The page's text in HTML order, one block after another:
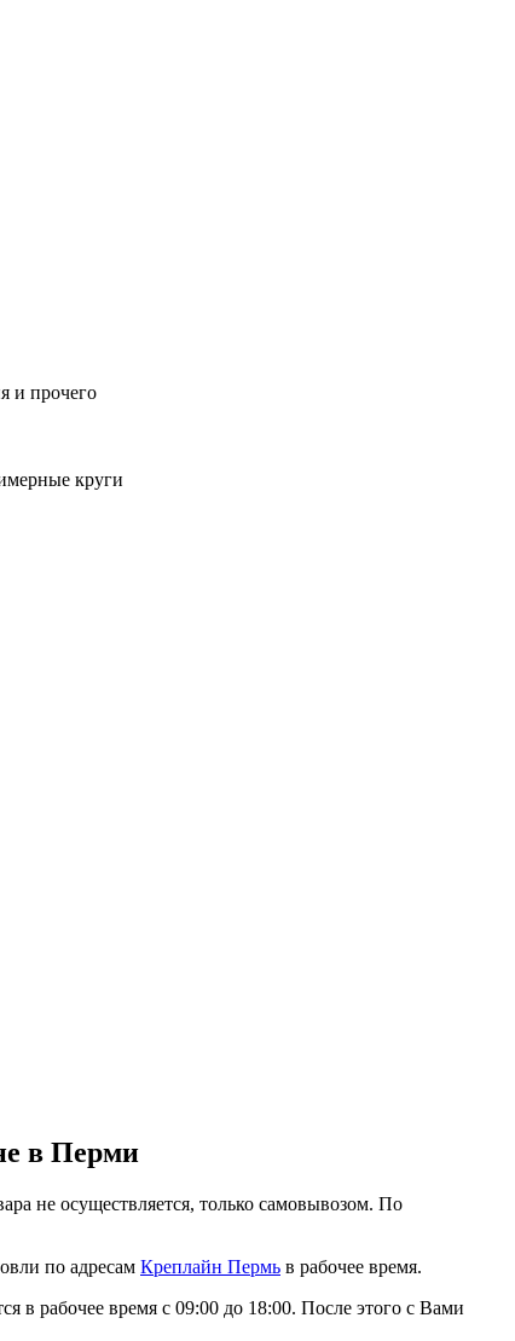
и прочего
круги
в Перми
не осуществляется, только самовывозом. По
по адресам Креплайн Пермь в рабочее время.
в рабочее время с 09:00 до 18:00. После этого с Вами